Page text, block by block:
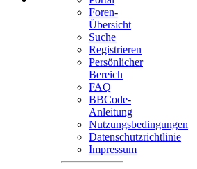
Foren-
Übersicht
Suche
Registrieren
Persönlicher
Bereich
FAQ
BBCode-
Anleitung
Nutzungsbedingungen
Datenschutzrichtlinie
Impressum